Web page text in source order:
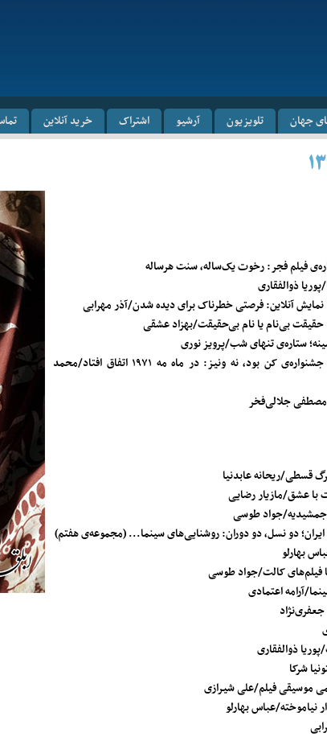
جهان تلویزیون آرشیو اشتراک خرید آنلاین
فیلم فجر: رخوت یک‌ساله، سنت هرساله
پوریا ذوالفقاری
آنلاین: فرصتی خطرناک برای دیده شدن/آذر مهرابی
بی‌نام یا نام بی‌حقیقت/بهزاد عشقی
ستاره‌ی تنهای شب/پرویز نوری
بود، نه ونیز: در ماه مه ۱۹۷۱ اتفاق افتاد/
محمد
مصطفی جلالی‌فخر
قسطی/ریحانه عابدنیا
با عشق/مازیار رضایی
جواد طوسی
ایران؛ دو نسل، دو دوران: روشنایی‌های سینما... (مجموعه‌ی هفتم)
بهارلو
فیلم‌های کالت/جواد طوسی
آرامه اعتمادی
پوریا ذوالفقاری
شرکا
موسیقی فیلم/علی شیرازی
نیاموخته/عباس بهارلو